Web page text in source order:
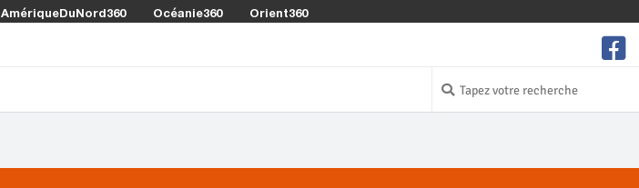
AmériqueDuNord360 Océanie360 Orient360